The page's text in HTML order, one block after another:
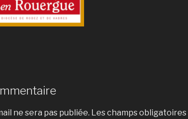
ne sera pas publiée. Les champs obligatoires